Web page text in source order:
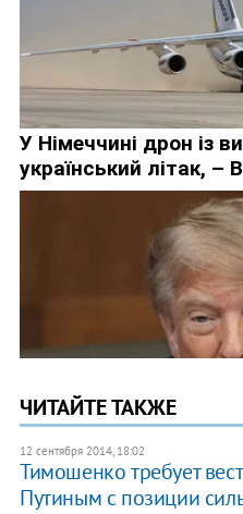
ЧИТАЙТЕ ТАКЖЕ
12 сентября 2014, 18:02
Тимошенко требует
Путиным с позиции